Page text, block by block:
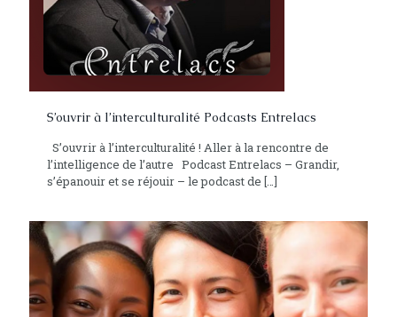
S’ouvrir à l’interculturalité Podcasts Entrelacs
S’ouvrir à l’interculturalité ! Aller à la rencontre de
l’intelligence de l’autre Podcast Entrelacs – Grandir,
s’épanouir et se réjouir – le podcast de […]